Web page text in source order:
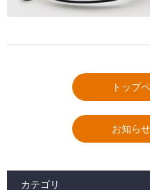
トップ
お知ら
カテゴリ